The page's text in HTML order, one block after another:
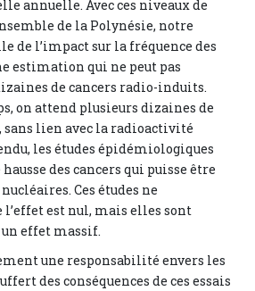
annuelle. Avec ces niveaux de
de la Polynésie, notre
de l’impact sur la fréquence des
estimation qui ne peut pas
de cancers radio-induits.
on attend plusieurs dizaines de
lien avec la radioactivité
les études épidémiologiques
des cancers qui puisse être
Ces études ne
est nul, mais elles sont
effet massif.
une responsabilité envers les
des conséquences de ces essais